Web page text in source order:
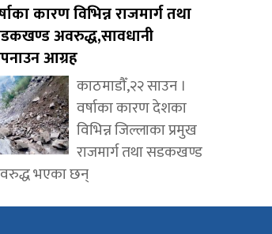
कारण विभिन्न राजमार्ग तथा
अवरुद्ध,सावधानी
आग्रह
काठमाडौँ,२२ साउन ।
वर्षाका कारण देशका
विभिन्न जिल्लाका प्रमुख
राजमार्ग तथा सडकखण्ड
भएका छन्